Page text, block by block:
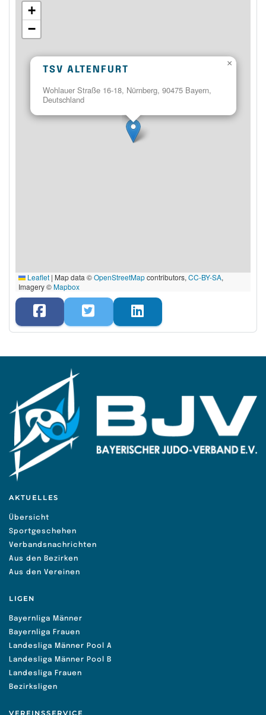
TSV ALTENFURT
Wohlauer Straße 16-18, Nürnberg, 90475 Bayern,
Deutschland
×
+
−
Leaflet | Map data ©OpenStreetMapcontributors, CC-BY-SA,
Imagery ©Mapbox
AKTUELLES
Übersicht
Sportgeschehen
Verbandsnachrichten
Aus den Bezirken
Aus den Vereinen
LIGEN
Bayernliga Männer
Bayernliga Frauen
Landesliga Männer Pool A
Landesliga Männer Pool B
Landesliga Frauen
Bezirksligen
VEREINSSERVICE